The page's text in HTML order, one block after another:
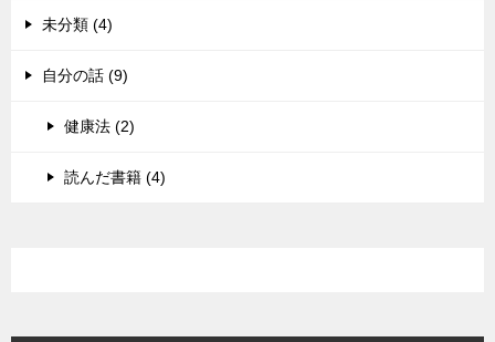
未分類 (4)
自分の話 (9)
健康法 (2)
読んだ書籍 (4)